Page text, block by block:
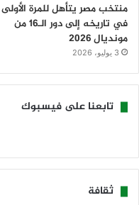
منتخب مصر يتأهل للمرة الأولى
في تاريخه إلى دور الـ16 من
مونديال 2026
3 يوليو، 2026
تابعنا على فيسبوك
ثقافة